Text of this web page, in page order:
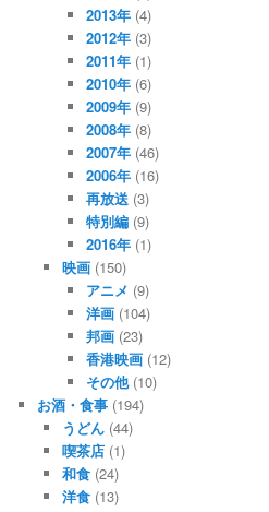
2013年 (4)
2012年 (3)
2011年 (1)
2010年 (6)
2009年 (9)
2008年 (8)
2007年 (46)
2006年 (16)
再放送 (3)
特別編 (9)
2016年 (1)
映画(150)
アニメ (9)
洋画 (104)
邦画 (23)
香港映画 (12)
その他(10)
お酒・食事 (194)
うどん(44)
喫茶店(1)
和食(24)
洋食(13)